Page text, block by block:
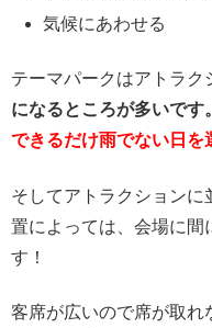
気候にあわせる
テーマパークはアトラク
になるところが多いです。
できるだけ雨でない日を
そしてアトラクションに
置によっては、会場に間
す！
客席が広いので席が取れ